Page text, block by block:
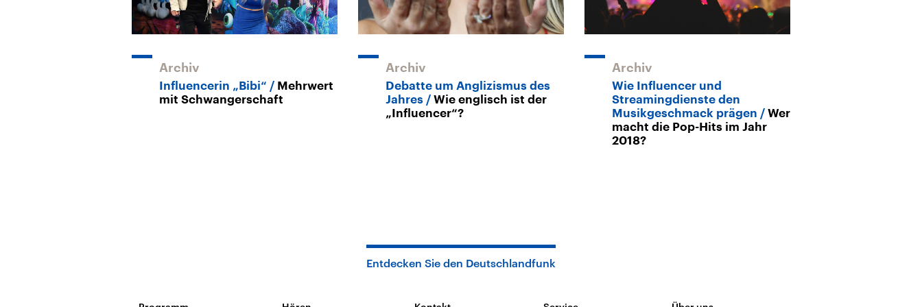
Archiv
Influencerin „Bibi“
Mehrwert
mit Schwangerschaft
Archiv
Debatte um Anglizismus des
Jahres
Wie englisch ist der
„Influencer“?
Archiv
Wie Influencer und
Streamingdienste den
Musikgeschmack prägen
Wer
macht die Pop-Hits im Jahr
2018?
Entdecken Sie den Deutschlandfunk